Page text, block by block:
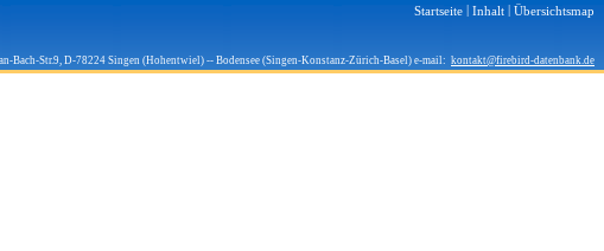
Startseite Inhalt Übersichtsmap
Bach-Str.9, D-78224 Singen (Hohentwiel) -- Bodensee (Singen-Konstanz-Zürich-Basel) e-mail: kontakt@firebird-datenbank.de